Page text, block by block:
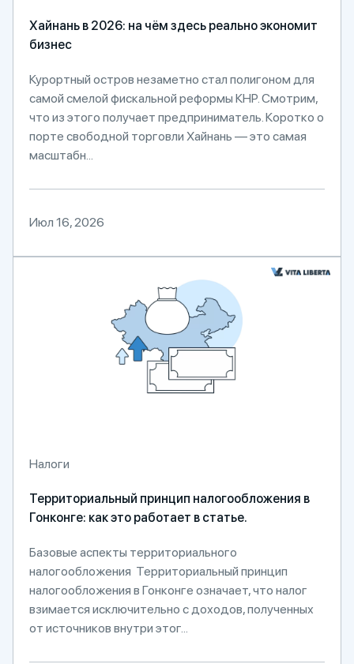
Хайнань в 2026: на чём здесь реально экономит
бизнес
Курортный остров незаметно стал полигоном для
самой смелой фискальной реформы КНР. Смотрим,
что из этого получает предприниматель. Коротко о
порте свободной торговли Хайнань — это самая
масштабн...
Июл 16, 2026
Налоги
Территориальный принцип налогообложения в
Гонконге: как это работает в статье.
Базовые аспекты территориального
налогообложения Территориальный принцип
налогообложения в Гонконге означает, что налог
взимается исключительно с доходов, полученных
от источников внутри этог...